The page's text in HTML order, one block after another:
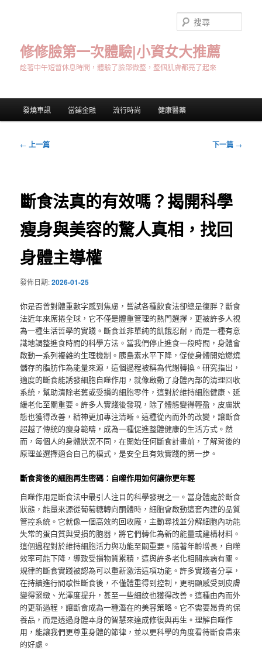
修修臉第一次體驗|小資女大推薦
趁著中午短暫休息時間，體驗了臉部微整，整個肌膚都亮了起來
尋
發燒車訊 當鋪金融 流行時尚 健康醫藥
文
← 上一篇 下一篇 →
斷食法真的有效嗎？揭開科學
瘦身與美容的驚人真相，找回
身體主導權
發佈日期:2026-01-25
你是否曾對體重數字感到焦慮，嘗試各種飲食法卻總是復胖？斷食
法近年來席捲全球，它不僅是體重管理的熱門選擇，更被許多人視
為一種生活哲學的實踐。斷食並非單純的飢餓忍耐，而是一種有意
識地調整進食時間的科學方法。當我們停止進食一段時間，身體會
啟動一系列複雜的生理機制。胰島素水平下降，促使身體開始燃燒
儲存的脂肪作為能量來源，這個過程被稱為代謝轉換。研究指出，
適度的斷食能誘發細胞自噬作用，就像啟動了身體內部的清理回收
系統，幫助清除老舊或受損的細胞零件，這對於維持細胞健康、延
緩老化至關重要。許多人實踐後發現，除了體態變得輕盈，皮膚狀
態也獲得改善，精神更加專注清晰。這種從內而外的改變，讓斷食
超越了傳統的瘦身範疇，成為一種促進整體健康的生活方式。然
而，每個人的身體狀況不同，在開始任何斷食計畫前，了解背後的
原理並選擇適合自己的模式，是安全且有效實踐的第一步。
斷食背後的細胞再生密碼：自噬作用如何讓你更年輕
自噬作用是斷食法中最引人注目的科學發現之一。當身體處於斷食
狀態，能量來源從葡萄糖轉向酮體時，細胞會啟動這套內建的品質
管控系統。它就像一個高效的回收廠，主動尋找並分解細胞內功能
失常的蛋白質與受損的胞器，將它們轉化為新的能量或建構材料。
這個過程對於維持細胞活力與功能至關重要。隨著年齡增長，自噬
效率可能下降，導致受損物質累積，這與許多老化相關疾病有關。
規律的斷食實踐被認為可以重新激活這項功能。許多實踐者分享，
在持續進行間歇性斷食後，不僅體重得到控制，更明顯感受到皮膚
變得緊緻、光澤度提升，甚至一些細紋也獲得改善。這種由內而外
的更新過程，讓斷食成為一種潛在的美容策略。它不需要昂貴的保
養品，而是透過身體本身的智慧來達成修復與再生。理解自噬作
用，能讓我們更尊重身體的節律，並以更科學的角度看待斷食帶來
的好處。